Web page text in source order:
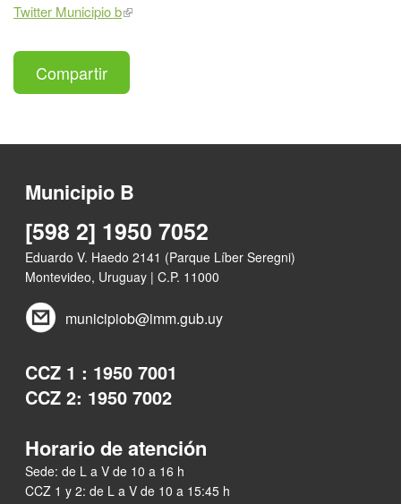
Twitter Municipio b
Compartir
Municipio B
[598 2] 1950 7052
Eduardo V. Haedo 2141 (Parque Líber Seregni)
Montevideo, Uruguay | C.P. 11000
municipiob@imm.gub.uy
CCZ 1 : 1950 7001
CCZ 2: 1950 7002
Horario de atención
Sede: de L a V de 10 a 16 h
CCZ 1 y 2: de L a V de 10 a 15:45 h